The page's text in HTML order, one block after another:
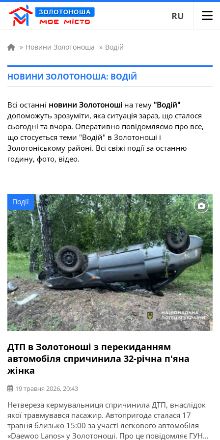
RU
» Новини Золотоноша » Водій
НОВИНИ ЗОЛОТОНОША: ВОДІЙ
Всі останні новини Золотоноші на тему "Водій"
допоможуть зрозуміти, яка ситуація зараз, що сталося
сьогодні та вчора. Оперативно повідомляємо про все,
що стосується теми "Водій" в Золотоноші і
Золотоніському районі. Всі свіжі події за останню
годину, фото, відео.
Події
ДТП в Золотоноші з перекиданням
автомобіля спричинила 32-річна п'яна
жінка
19 травня 2026, 20:43
Нетвереза кермувальниця спричинила ДТП, внаслідок
якої травмувався пасажир. Автопригода сталася 17
травня близько 15:00 за участі легкового автомобіля
«Daewoo Lanos» у Золотоноші. Про це повідомляє ГУНП